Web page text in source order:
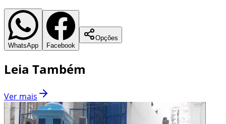
WhatsApp Facebook
Opções
Leia Também
Ver mais